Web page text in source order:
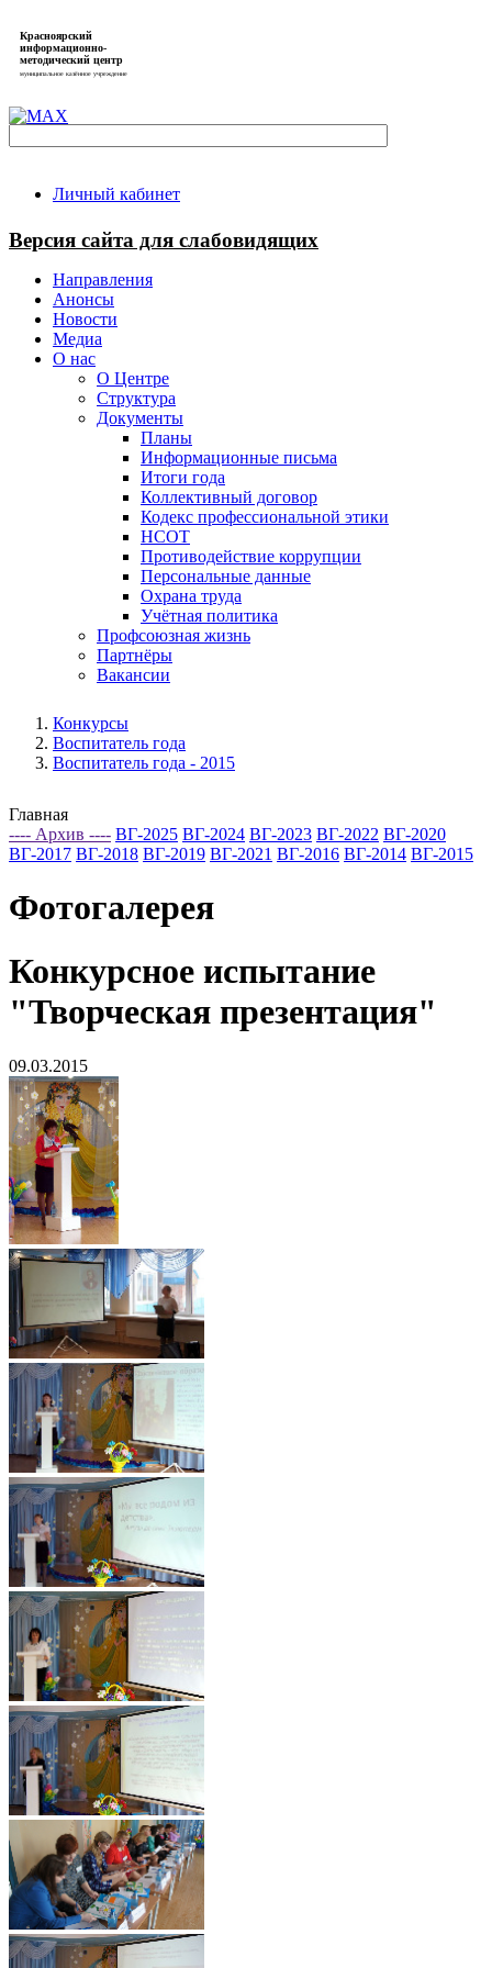
Красноярский
информационно-
методический центр
муниципальное казённое учреждение
Личный кабинет
Версия сайта для слабовидящих
Направления
Анонсы
Новости
Медиа
О нас
О Центре
Структура
Документы
Планы
Информационные письма
Итоги года
Коллективный договор
Кодекс профессиональной этики
НСОТ
Противодействие коррупции
Персональные данные
Охрана труда
Учётная политика
Профсоюзная жизнь
Партнёры
Вакансии
Конкурсы
Воспитатель года
Воспитатель года - 2015
Главная
---- Архив ---- ВГ-2025 ВГ-2024 ВГ-2023 ВГ-2022 ВГ-2020
ВГ-2017 ВГ-2018 ВГ-2019 ВГ-2021 ВГ-2016 ВГ-2014 ВГ-2015
Фотогалерея
Конкурсное испытание
"Творческая презентация"
09.03.2015